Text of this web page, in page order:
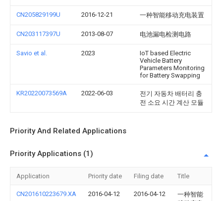
CN205829199U 2016-12-21 一种智能移动充电装置
CN203117397U 2013-08-07 电池漏电检测电路
Savio et al. 2023
IoT based Electric
Vehicle Battery
Parameters Monitoring
for Battery Swapping
KR20220073569A 2022-06-03
전기 자동차 배터리 충
전 소요 시간 계산 모듈
Priority And Related Applications
Priority Applications (1)
Application Priority date Filing date Title
CN201610223679.XA 2016-04-12 2016-04-12
一种智能